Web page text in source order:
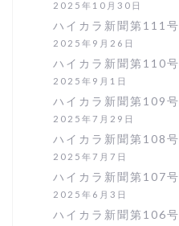
2025年10月30日
ハイカラ新聞第111号
2025年9月26日
ハイカラ新聞第110号
2025年9月1日
ハイカラ新聞第109号
2025年7月29日
ハイカラ新聞第108号
2025年7月7日
ハイカラ新聞第107号
2025年6月3日
ハイカラ新聞第106号